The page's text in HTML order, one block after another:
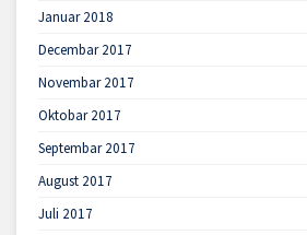
Januar 2018
Decembar 2017
Novembar 2017
Oktobar 2017
Septembar 2017
August 2017
Juli 2017